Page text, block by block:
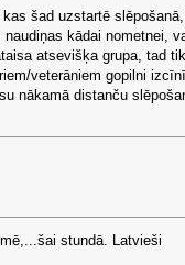
šad uzstartē
kādai nometnei,
atsevišķa grupa, tad
veterāniem gopilni
nākamā distanču
stundā. Latvieši